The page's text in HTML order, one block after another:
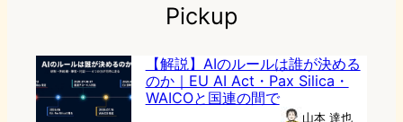
Pickup
【解説】AIのルールは誰が決める
のか｜EU AI Act・Pax Silica・
WAICOと国連の間で
山本 達也